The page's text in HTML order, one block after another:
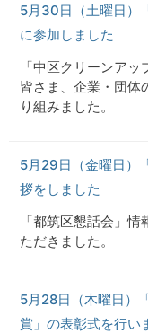
5月30日（土曜日）
に参加しました
「中区クリーンア
皆さま、企業・団体
り組みました。
5月29日（金曜日）
拶をしました
「都筑区懇話会」
ただきました。
5月28日（木曜日）
賞」の表彰式を行い